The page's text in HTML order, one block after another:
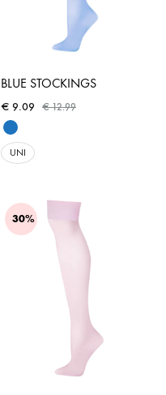
BLUE STOCKINGS
€ 9.09 €12.99
UNI
30%